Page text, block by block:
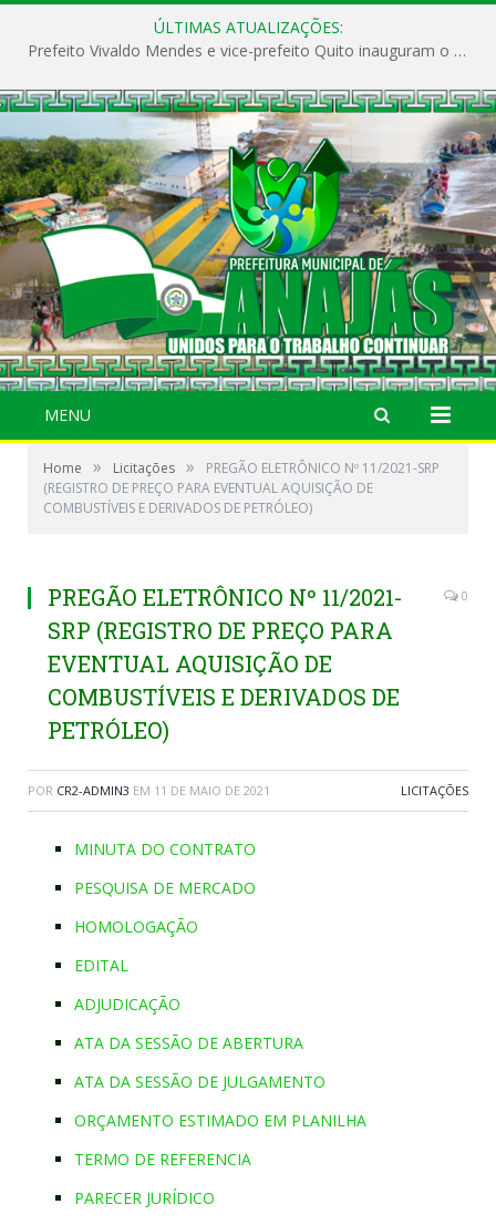
ÚLTIMAS ATUALIZAÇÕES:
Prefeito Vivaldo Mendes e vice-prefeito Quito inauguram o CAPS e fortalecem a saúde pública em Anajás.
MENU
Home » Licitações »
PREGÃO ELETRÔNICO Nº 11/2021-SRP
(REGISTRO DE PREÇO PARA EVENTUAL AQUISIÇÃO DE
COMBUSTÍVEIS E DERIVADOS DE PETRÓLEO)
PREGÃO ELETRÔNICO Nº 11/2021-
SRP (REGISTRO DE PREÇO PARA
EVENTUAL AQUISIÇÃO DE
COMBUSTÍVEIS E DERIVADOS DE
PETRÓLEO)
0
POR CR2-ADMIN3 EM 11 DE MAIO DE 2021 LICITAÇÕES
MINUTA DO CONTRATO
PESQUISA DE MERCADO
HOMOLOGAÇÃO
EDITAL
ADJUDICAÇÃO
ATA DA SESSÃO DE ABERTURA
ATA DA SESSÃO DE JULGAMENTO
ORÇAMENTO ESTIMADO EM PLANILHA
TERMO DE REFERENCIA
PARECER JURÍDICO